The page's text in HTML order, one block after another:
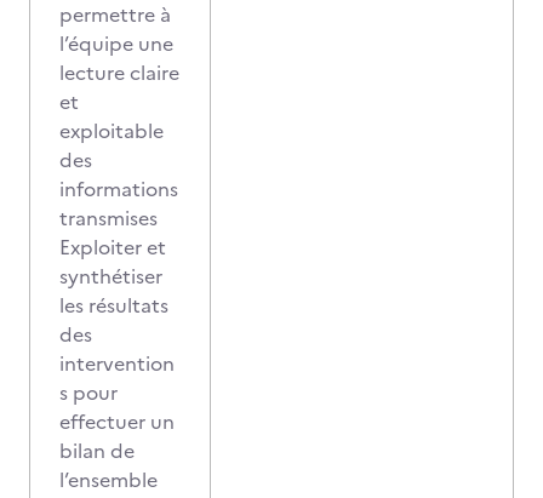
permettre à
l’équipe une
lecture claire
et
exploitable
des
informations
transmises
Exploiter et
synthétiser
les résultats
des
intervention
s pour
effectuer un
bilan de
l’ensemble